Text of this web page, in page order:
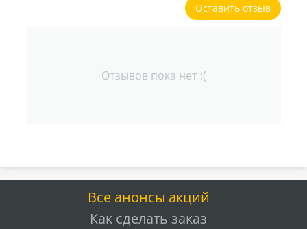
Оставить отзыв
Отзывов пока нет :(
Все анонсы акций
Как сделать заказ